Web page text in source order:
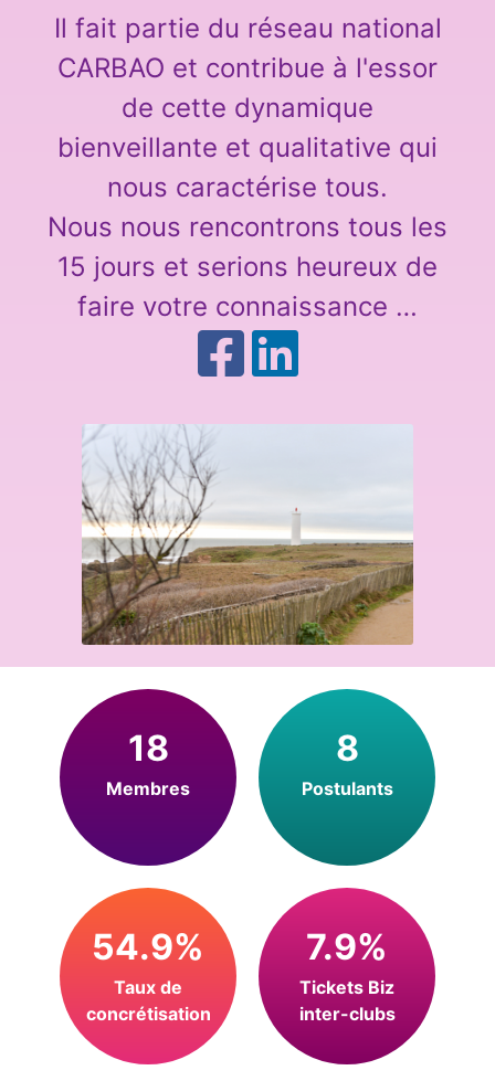
Il fait partie du réseau national
CARBAO et contribue à l'essor
de cette dynamique
bienveillante et qualitative qui
nous caractérise tous.
Nous nous rencontrons tous les
15 jours et serions heureux de
faire votre connaissance …
18
Membres
8
Postulants
54.9%
Taux de
concrétisation
7.9%
Tickets Biz
inter-clubs